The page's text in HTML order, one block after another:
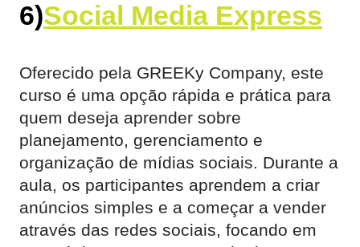
6)Social Media Express
Oferecido pela GREEKy Company, este
curso é uma opção rápida e prática para
quem deseja aprender sobre
planejamento, gerenciamento e
organização de mídias sociais. Durante a
aula, os participantes aprendem a criar
anúncios simples e a começar a vender
através das redes sociais, focando em